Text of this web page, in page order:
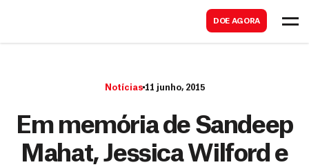
DOE AGORA
r
Notícias 11 junho, 2015
Em memória de Sandeep
Mahat, Jessica Wilford e
a